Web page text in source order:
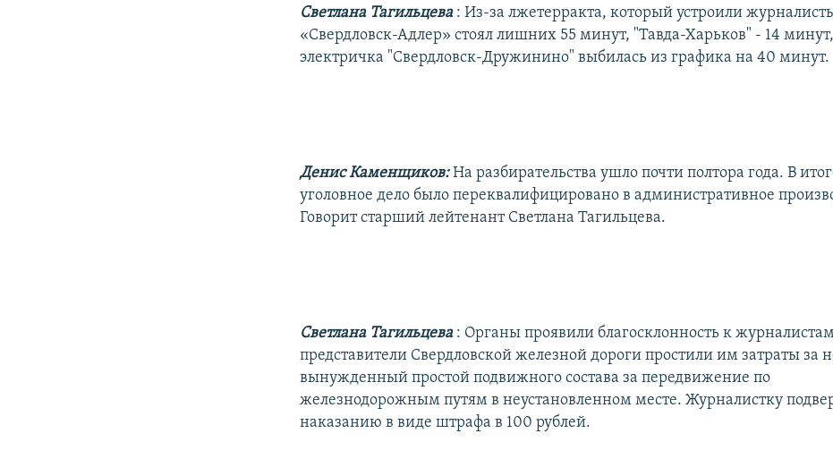
Светлана Тагильцева : Из-за лжетерракта, который устроили
«Свердловск-Адлер» стоял лишних 55 минут, "Тавда-Харьков" - 14 минут,
электричка "Свердловск-Дружинино" выбилась из графика на 40 минут.
Денис Каменщиков:На разбирательства ушло почти полтора года. В
уголовное дело было переквалифицировано в административное
Говорит старший лейтенант Светлана Тагильцева.
Светлана Тагильцева : Органы проявили благосклонность к
представители Свердловской железной дороги простили им затраты за
вынужденный простой подвижного состава за передвижение по
железнодорожным путям в неустановленном месте. Журналистку
наказанию в виде штрафа в 100 рублей.